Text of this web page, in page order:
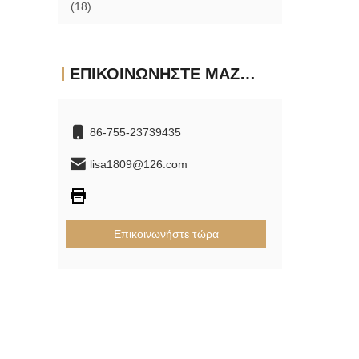
(18)
ΕΠΙΚΟΙΝΩΝΉΣΤΕ ΜΑΖΊ ΜΑΣ
86-755-23739435
lisa1809@126.com
Επικοινωνήστε τώρα